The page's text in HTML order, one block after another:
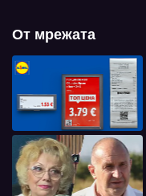
От мрежата